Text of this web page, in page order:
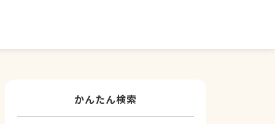
かんたん検索